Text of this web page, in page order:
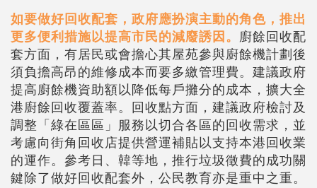
如要做好回收配套，政府應扮演主動的角色，推出
更多便利措施以提高市民的減廢誘因。 廚餘回收配
套方面，有居民或會擔心其屋苑參與廚餘機計劃後
須負擔高昂的維修成本而要多繳管理費。建議政府
提高廚餘機資助額以降低每戶攤分的成本，擴大全
港廚餘回收覆蓋率。回收點方面，建議政府檢討及
調整「綠在區區」服務以切合各區的回收需求，並
考慮向街角回收店提供營運補貼以支持本港回收業
的運作。參考日、韓等地，推行垃圾徵費的成功關
鍵除了做好回收配套外，公民教育亦是重中之重。